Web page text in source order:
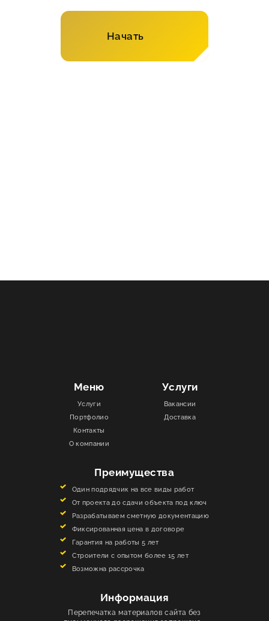
Начать
Меню
Услуги
Портфолио
Контакты
О компании
Услуги
Вакансии
Доставка
Преимущества
Один подрядчик на все виды работ
От проекта до сдачи объекта под ключ
Разрабатываем сметную документацию
Фиксированная цена в договоре
Гарантия на работы 5 лет
Строители с опытом более 15 лет
Возможна рассрочка
Информация
Перепечатка материалов сайта без